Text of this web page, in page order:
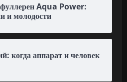
Aqua Power:
и молодости
когда аппарат и человек